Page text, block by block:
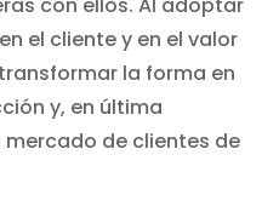
el cliente y en el valor
la forma en
y, en última
de clientes de